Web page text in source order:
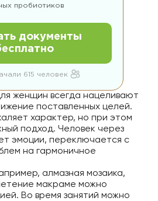
пробиотиков
документы
615 человек
женщин всегда нацеливают
поставленных целей.
характер, но при этом
подход. Человек через
эмоции, переключается с
на гармоничное
алмазная мозаика,
макраме можно
Во время занятий можно